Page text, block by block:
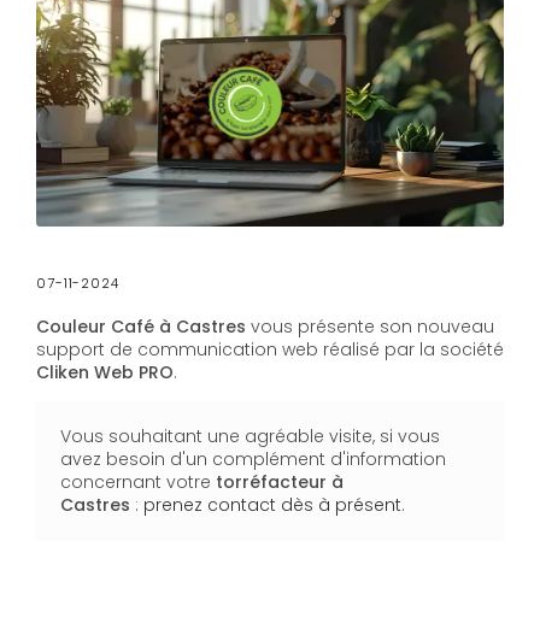
07-11-2024
Couleur Café à Castres vous présente son nouveau
support de communication web réalisé par la société
Cliken Web PRO.
Vous souhaitant une agréable visite, si vous
avez besoin d'un complément d'information
concernant votre torréfacteur à
Castres : prenez contact dès à présent.